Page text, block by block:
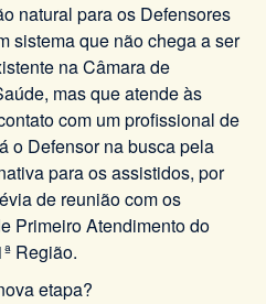
natural para os Defensores
sistema que não chega a ser
na Câmara de
mas que atende às
com um profissional de
o Defensor na busca pela
para os assistidos, por
de reunião com os
Primeiro Atendimento do
Região.
etapa?